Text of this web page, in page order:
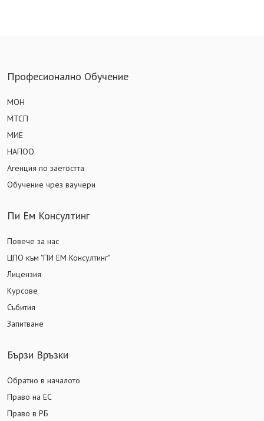
Професионално Обучение
МОН
МТСП
МИЕ
НАПОО
Агенция по заетостта
Обучение чрез ваучери
Пи Ем Консултинг
Повече за нас
ЦПО към "ПИ ЕМ Консултинг"
Лицензия
Курсове
Събития
Запитване
Бързи Връзки
Обратно в началото
Право на ЕС
Право в РБ